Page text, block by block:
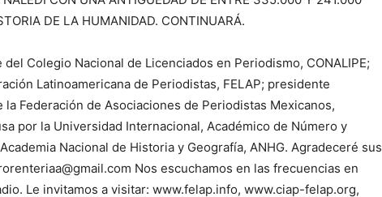
DE LA HUMANIDAD. CONTINUARÁ.
Colegio Nacional de Licenciados en Periodismo, CONALIPE;
Latinoamericana de Periodistas, FELAP; presidente
Federación de Asociaciones de Periodistas Mexicanos,
por la Universidad Internacional, Académico de Número y
Nacional de Historia y Geografía, ANHG. Agradeceré sus
Nos escuchamos en las frecuencias en
Le invitamos a visitar: www.felap.info, www.ciap-felap.org,